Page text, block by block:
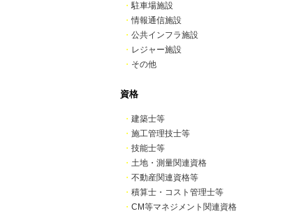
・駐車場施設
・情報通信施設
・ 公共インフラ施設
・ レジャー施設
・ その他
資格
・ 建築士等
・ 施工管理技士等
・ 技能士等
・ 土地・測量関連資格
・ 不動産関連資格等
・ 積算士・コスト管理士等
・ CM等マネジメント関連資格